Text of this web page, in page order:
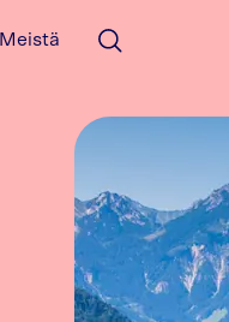
Meistä
Avaa haku